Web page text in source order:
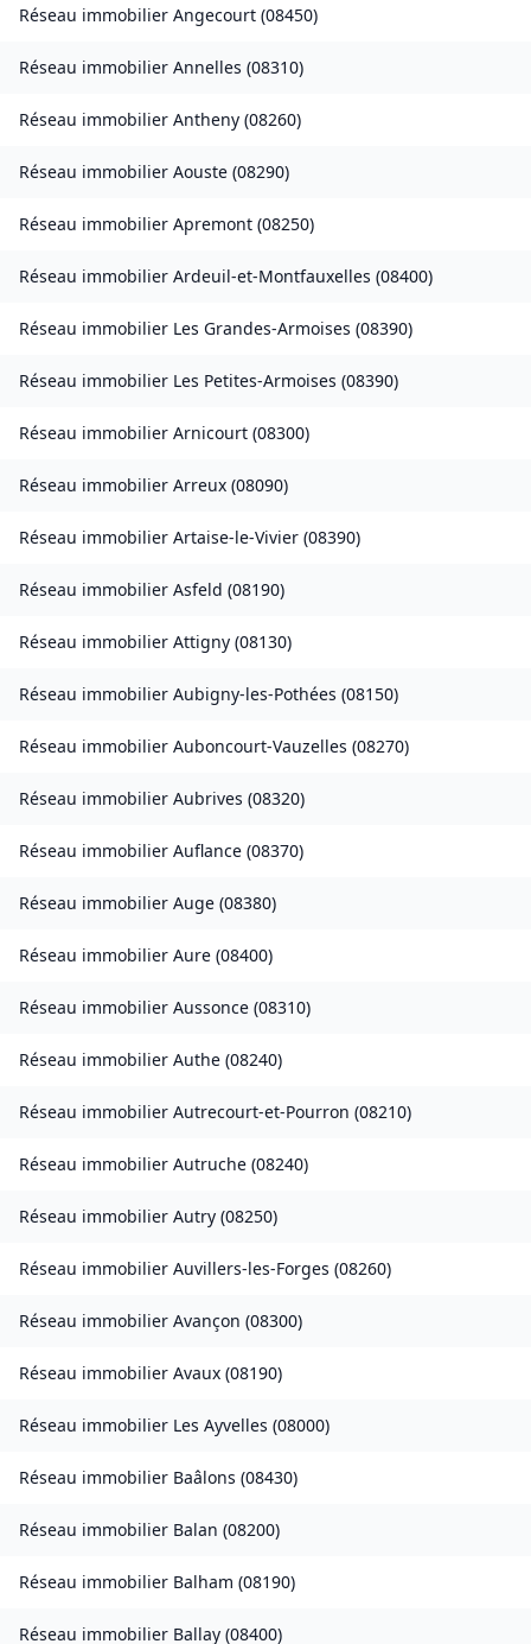
Réseau immobilier Angecourt (08450)
Réseau immobilier Annelles (08310)
Réseau immobilier Antheny (08260)
Réseau immobilier Aouste (08290)
Réseau immobilier Apremont (08250)
Réseau immobilier Ardeuil-et-Montfauxelles (08400)
Réseau immobilier Les Grandes-Armoises (08390)
Réseau immobilier Les Petites-Armoises (08390)
Réseau immobilier Arnicourt (08300)
Réseau immobilier Arreux (08090)
Réseau immobilier Artaise-le-Vivier (08390)
Réseau immobilier Asfeld (08190)
Réseau immobilier Attigny (08130)
Réseau immobilier Aubigny-les-Pothées (08150)
Réseau immobilier Auboncourt-Vauzelles (08270)
Réseau immobilier Aubrives (08320)
Réseau immobilier Auflance (08370)
Réseau immobilier Auge (08380)
Réseau immobilier Aure (08400)
Réseau immobilier Aussonce (08310)
Réseau immobilier Authe (08240)
Réseau immobilier Autrecourt-et-Pourron (08210)
Réseau immobilier Autruche (08240)
Réseau immobilier Autry (08250)
Réseau immobilier Auvillers-les-Forges (08260)
Réseau immobilier Avançon (08300)
Réseau immobilier Avaux (08190)
Réseau immobilier Les Ayvelles (08000)
Réseau immobilier Baâlons (08430)
Réseau immobilier Balan (08200)
Réseau immobilier Balham (08190)
Réseau immobilier Ballay (08400)